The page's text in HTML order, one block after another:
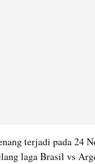
terjadi pada 24
laga Brasil vs